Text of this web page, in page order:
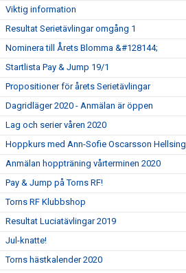
Viktig information
Resultat Serietävlingar omgång 1
Nominera till Årets Blomma &#128144;
Startlista Pay & Jump 19/1
Propositioner för årets Serietävlingar
Dagridläger 2020 - Anmälan är öppen
Lag och serier våren 2020
Hoppkurs med Ann-Sofie Oscarsson Hellsing
Anmälan hoppträning vårterminen 2020
Pay & Jump på Torns RF!
Torns RF Klubbshop
Resultat Luciatävlingar 2019
Jul-knatte!
Torns hästkalender 2020